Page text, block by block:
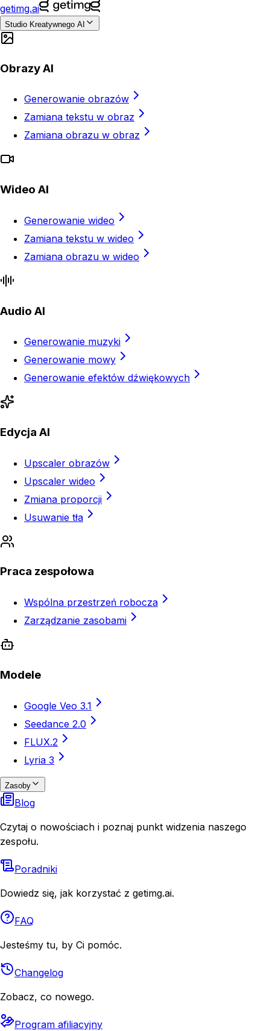
getimg.ai
Studio Kreatywnego AI
Obrazy AI
Generowanie obrazów
Zamiana tekstu w obraz
Zamiana obrazu w obraz
Wideo AI
Generowanie wideo
Zamiana tekstu w wideo
Zamiana obrazu w wideo
Audio AI
Generowanie muzyki
Generowanie mowy
Generowanie efektów dźwiękowych
Edycja AI
Upscaler obrazów
Upscaler wideo
Zmiana proporcji
Usuwanie tła
Praca zespołowa
Wspólna przestrzeń robocza
Zarządzanie zasobami
Modele
Google Veo 3.1
Seedance 2.0
FLUX.2
Lyria 3
Zasoby
Blog
Czytaj o nowościach i poznaj punkt widzenia naszego
zespołu.
Poradniki
Dowiedz się, jak korzystać z getimg.ai.
FAQ
Jesteśmy tu, by Ci pomóc.
Changelog
Zobacz, co nowego.
Program afiliacyjny